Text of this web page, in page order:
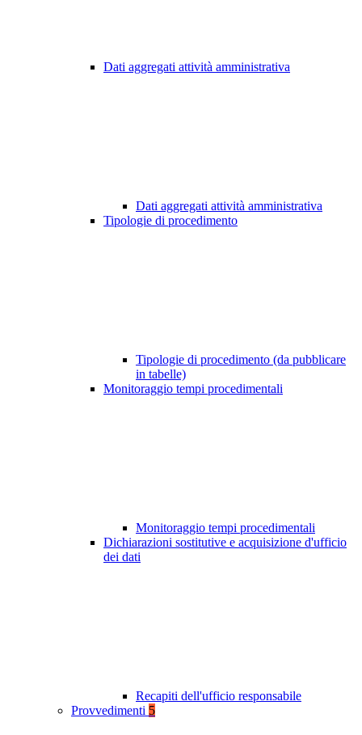
Dati aggregati attività amministrativa
Dati aggregati attività amministrativa
Tipologie di procedimento
Tipologie di procedimento (da pubblicare
in tabelle)
Monitoraggio tempi procedimentali
Monitoraggio tempi procedimentali
Dichiarazioni sostitutive e acquisizione d'ufficio
dei dati
Recapiti dell'ufficio responsabile
Provvedimenti 5